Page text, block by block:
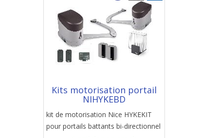
Kits motorisation portail
NIHYKEBD
kit de motorisation Nice HYKEKIT
pour portails battants bi-directionnel